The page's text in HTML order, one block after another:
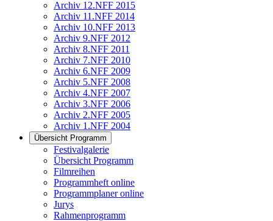
Archiv 12.NFF 2015
Archiv 11.NFF 2014
Archiv 10.NFF 2013
Archiv 9.NFF 2012
Archiv 8.NFF 2011
Archiv 7.NFF 2010
Archiv 6.NFF 2009
Archiv 5.NFF 2008
Archiv 4.NFF 2007
Archiv 3.NFF 2006
Archiv 2.NFF 2005
Archiv 1.NFF 2004
Übersicht Programm
Festivalgalerie
Übersicht Programm
Filmreihen
Programmheft online
Programmplaner online
Jurys
Rahmenprogramm